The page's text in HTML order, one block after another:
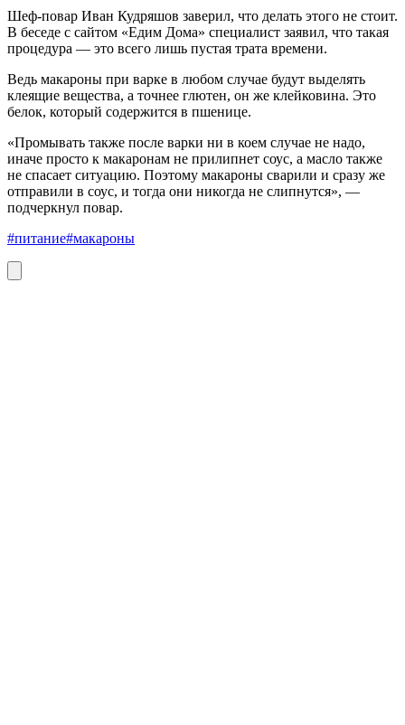
Шеф-повар Иван Кудряшов заверил, что делать этого не стоит.
В беседе с сайтом «Едим Дома» специалист заявил, что такая
процедура — это всего лишь пустая трата времени.
Ведь макароны при варке в любом случае будут выделять
клеящие вещества, а точнее глютен, он же клейковина. Это
белок, который содержится в пшенице.
«Промывать также после варки ни в коем случае не надо,
иначе просто к макаронам не прилипнет соус, а масло также
не спасает ситуацию. Поэтому макароны сварили и сразу же
отправили в соус, и тогда они никогда не слипнутся», —
подчеркнул повар.
#питание#макароны